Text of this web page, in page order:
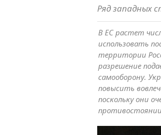
Ряд западных
В ЕС растет
использовать
территории
разрешение
самооборону.
повысить
поскольку они